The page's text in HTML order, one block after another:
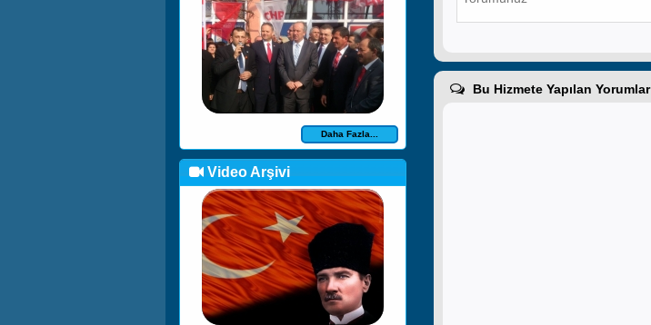
Daha Fazla...
Video Arşivi
Bu Hizmete Yapılan Yorumlar